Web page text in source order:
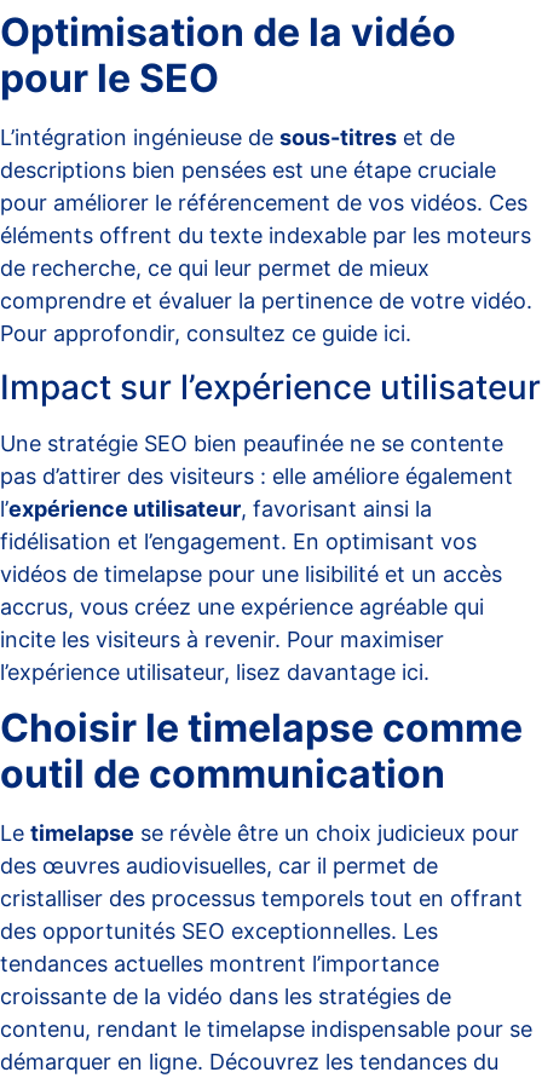
Optimisation de la vidéo
pour le SEO
L’intégration ingénieuse de sous-titres et de
descriptions bien pensées est une étape cruciale
pour améliorer le référencement de vos vidéos. Ces
éléments offrent du texte indexable par les moteurs
de recherche, ce qui leur permet de mieux
comprendre et évaluer la pertinence de votre vidéo.
Pour approfondir, consultez ce guide ici.
Impact sur l’expérience utilisateur
Une stratégie SEO bien peaufinée ne se contente
pas d’attirer des visiteurs : elle améliore également
l’expérience utilisateur, favorisant ainsi la
fidélisation et l’engagement. En optimisant vos
vidéos de timelapse pour une lisibilité et un accès
accrus, vous créez une expérience agréable qui
incite les visiteurs à revenir. Pour maximiser
l’expérience utilisateur, lisez davantage ici.
Choisir le timelapse comme
outil de communication
Le timelapse se révèle être un choix judicieux pour
des œuvres audiovisuelles, car il permet de
cristalliser des processus temporels tout en offrant
des opportunités SEO exceptionnelles. Les
tendances actuelles montrent l’importance
croissante de la vidéo dans les stratégies de
contenu, rendant le timelapse indispensable pour se
démarquer en ligne. Découvrez les tendances du